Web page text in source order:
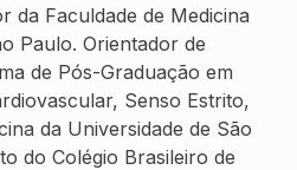
da Faculdade de Medicina
Paulo. Orientador de
de Pós-Graduação em
Senso Estrito,
da Universidade de São
do Colégio Brasileiro de